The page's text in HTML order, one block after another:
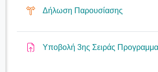
Δήλωση Παρουσίασης
Υποβολή 3ης Σειράς